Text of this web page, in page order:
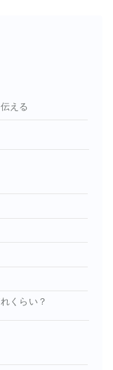
える
くらい？